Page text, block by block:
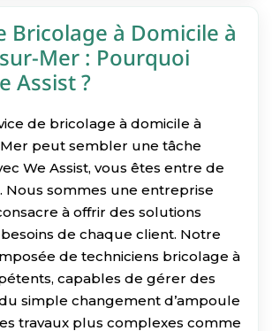
Bricolage à Domicile à
Mer : Pourquoi
Assist ?
de bricolage à domicile à
peut sembler une tâche
We Assist, vous êtes entre de
Nous sommes une entreprise
à offrir des solutions
de chaque client. Notre
de techniciens bricolage à
capables de gérer des
simple changement d’ampoule
travaux plus complexes comme